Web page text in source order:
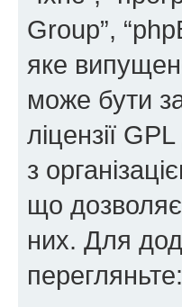
Group”,
яке
може бути
ліцензії
з
що
них. Для
перегляньте: